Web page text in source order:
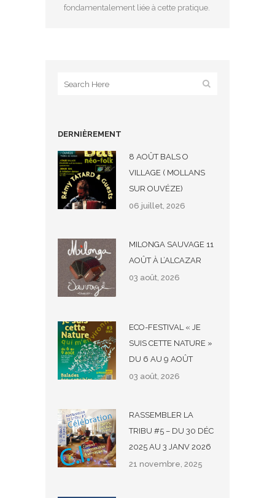
fondamentalement liée à cette pratique.
DERNIÈREMENT
8 AOÛT BALS O
VILLAGE ( MOLLANS
SUR OUVÉZE)
06 juillet, 2026
MILONGA SAUVAGE 11
AOÛT À L’ALCAZAR
03 août, 2026
ECO-FESTIVAL « JE
SUIS CETTE NATURE »
DU 6 AU 9 AOÛT
03 août, 2026
RASSEMBLER LA
TRIBU #5 – DU 30 DÉC
2025 AU 3 JANV 2026
21 novembre, 2025